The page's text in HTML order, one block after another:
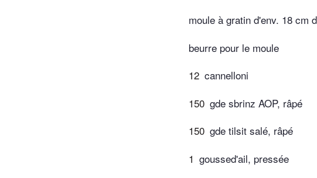
moule à gratin d'env. 18 cm
beurre pour le moule
12 cannelloni
150 gde sbrinz AOP, râpé
150 gde tilsit salé, râpé
1 goussed'ail, pressée